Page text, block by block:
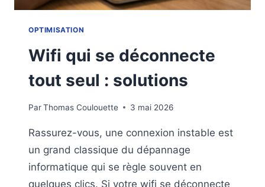
OPTIMISATION
Wifi qui se déconnecte
tout seul : solutions
ParThomas Coulouette 3 mai 2026
Rassurez-vous, une connexion instable est
un grand classique du dépannage
informatique qui se règle souvent en
quelques clics. Si votre wifi se déconnecte